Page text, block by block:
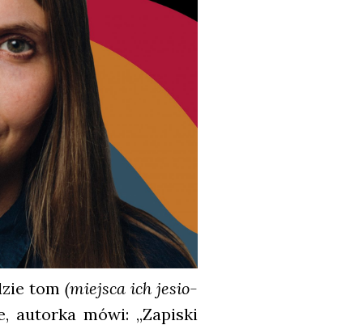
tom (miej­sca ich jesio­
autor­ka mówi: „Zapi­ski